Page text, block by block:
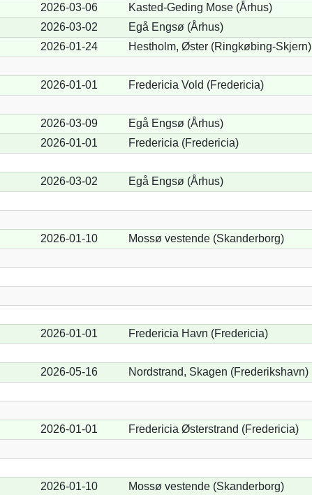
2026-03-06
Kasted-Geding Mose (Århus)
2026-03-02
Egå Engsø (Århus)
2026-01-24
Hestholm, Øster (Ringkøbing-Skjern)
2026-01-01
Fredericia Vold (Fredericia)
2026-03-09
Egå Engsø (Århus)
2026-01-01
Fredericia (Fredericia)
2026-03-02
Egå Engsø (Århus)
2026-01-10
Mossø vestende (Skanderborg)
2026-01-01
Fredericia Havn (Fredericia)
2026-05-16
Nordstrand, Skagen (Frederikshavn)
2026-01-01
Fredericia Østerstrand (Fredericia)
2026-01-10
Mossø vestende (Skanderborg)